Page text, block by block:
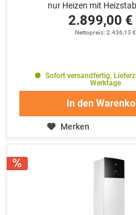
nur Heizen mit
2.899,00 €
Nettopreis: 2.436,13 €
Sofort versandfertig,
Werktage
In den
Merken